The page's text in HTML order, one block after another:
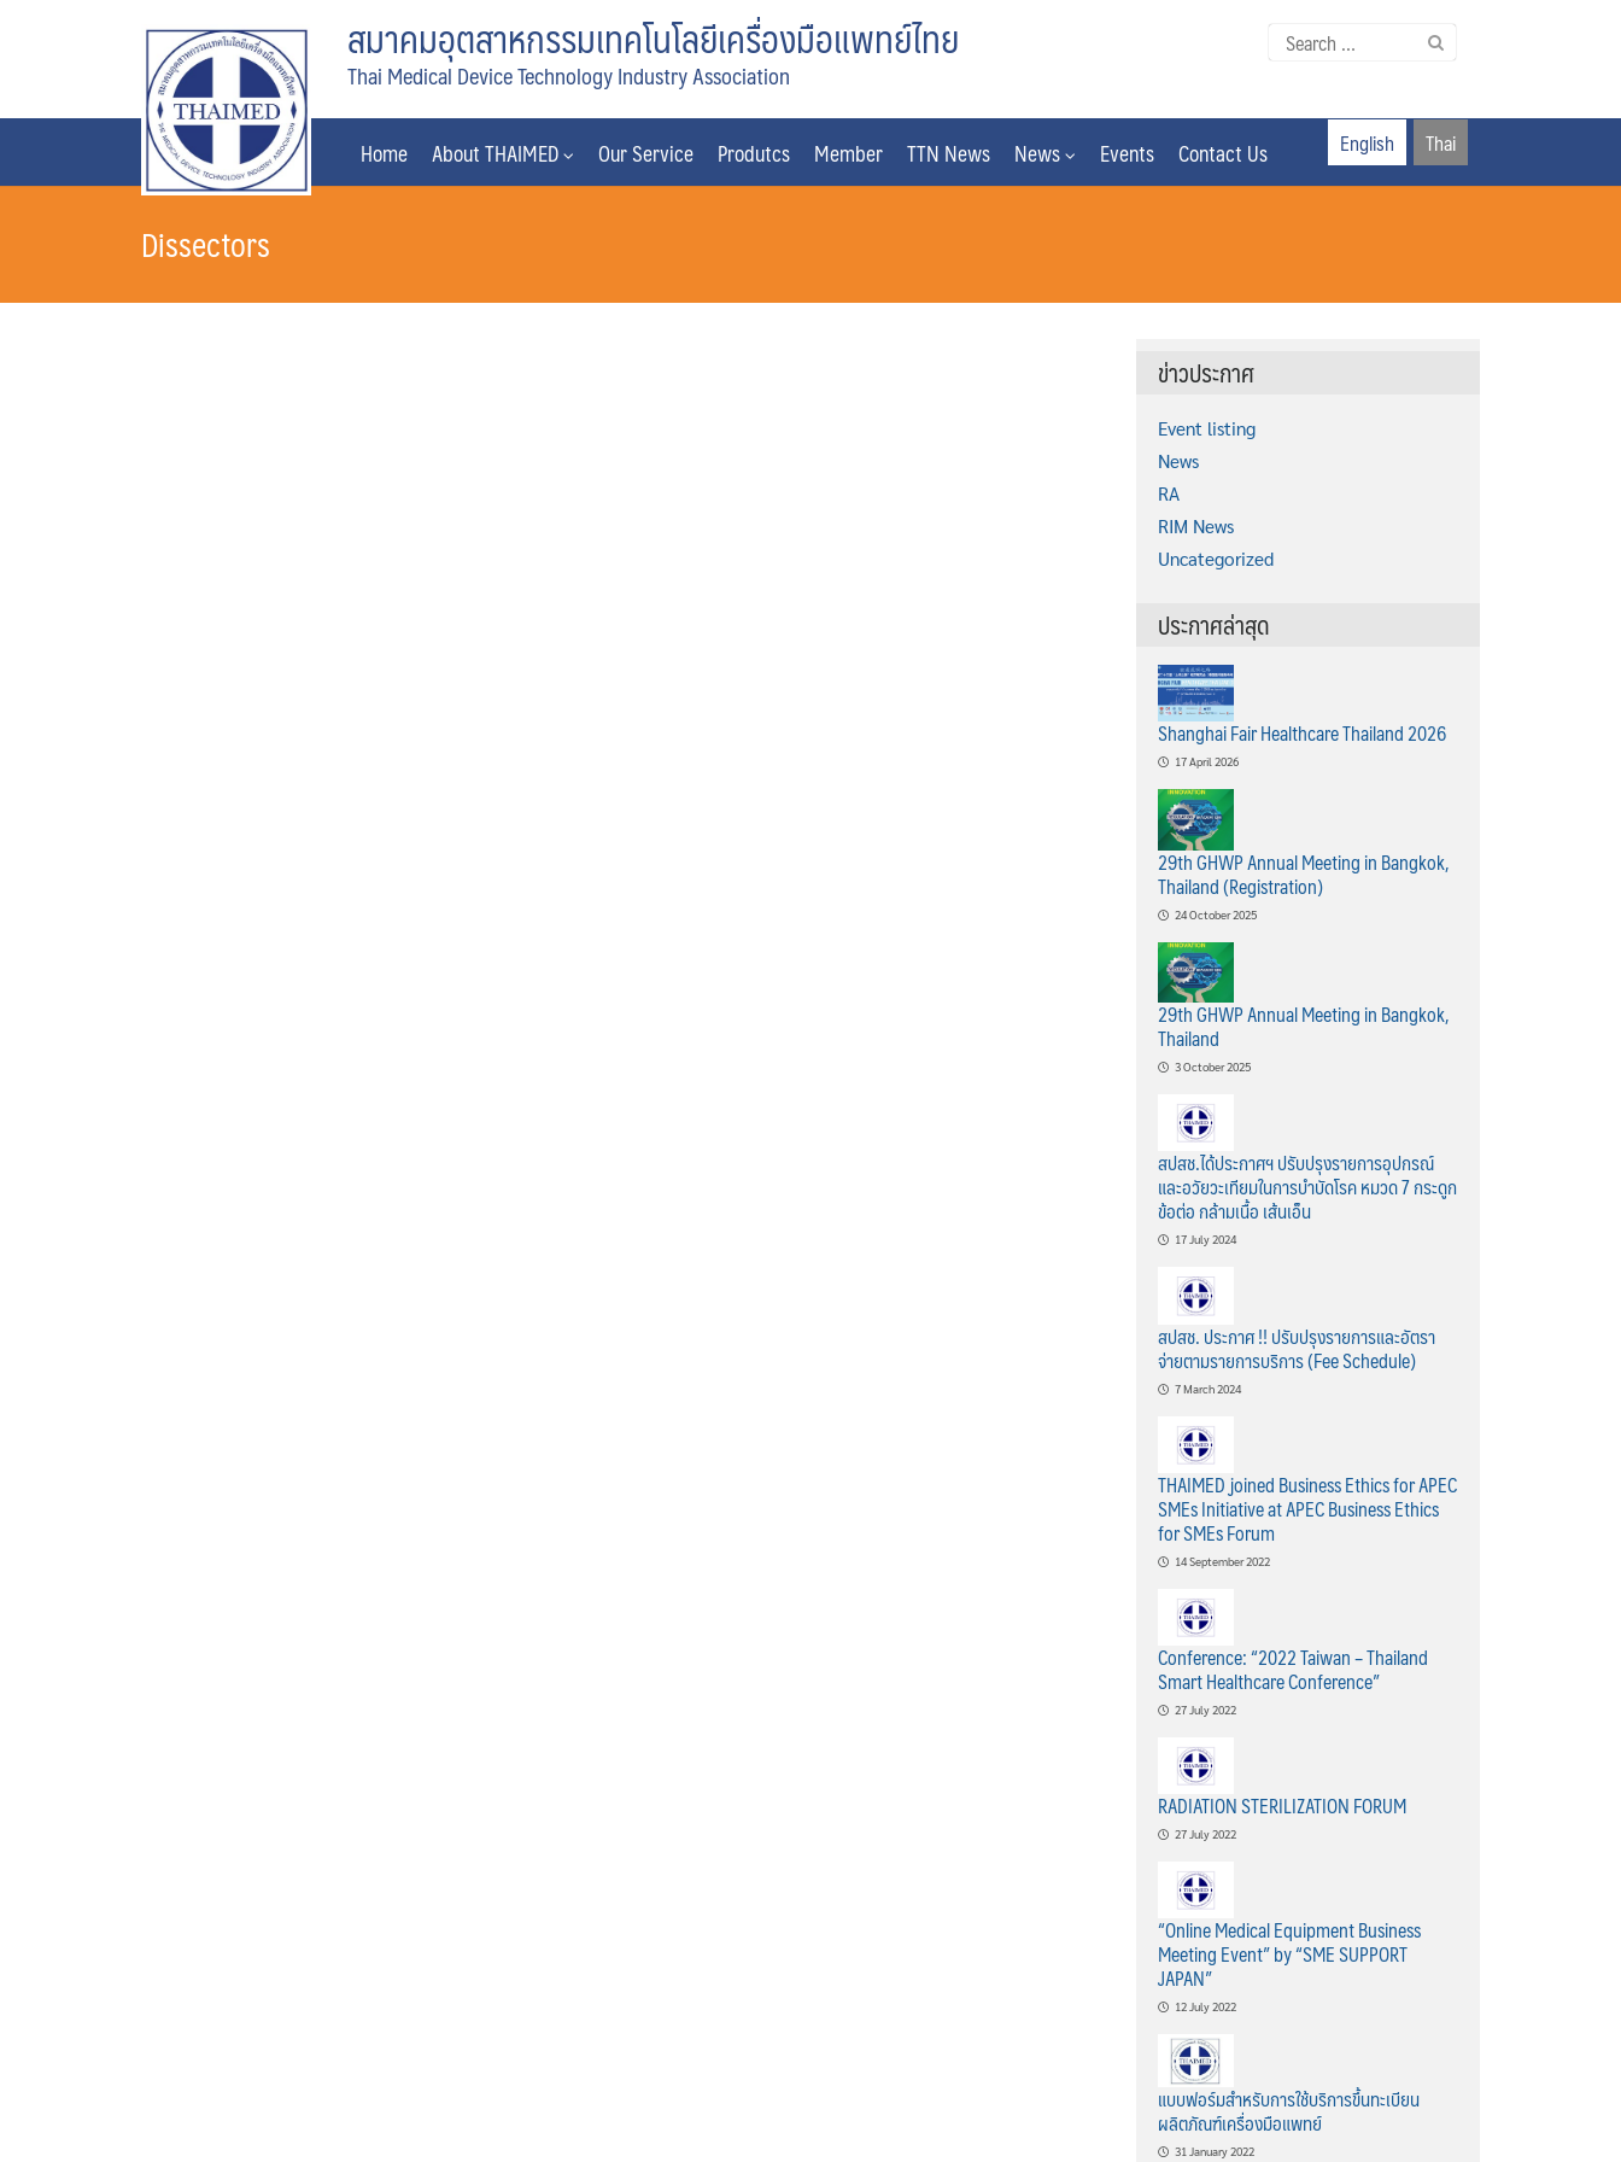
สมาคมอุตสาหกรรมเทคโนโลยีเครื่องมือแพทย์ไทย
Thai Medical Device Technology Industry Association
Search
Home About THAIMED Our Service Produtcs Member TTN News News Events Contact Us English Thai
Dissectors
ข่าวประกาศ
Event listing
News
RA
RIM News
Uncategorized
ประกาศล่าสุด
Shanghai Fair Healthcare Thailand 2026
17 April 2026
29th GHWP Annual Meeting in Bangkok,
Thailand (Registration)
24 October 2025
29th GHWP Annual Meeting in Bangkok,
Thailand
3 October 2025
สปสช.ได้ประกาศฯ ปรับปรุงรายการอุปกรณ์
และอวัยวะเทียมในการบำบัดโรค หมวด 7 กระดูก
ข้อต่อ กล้ามเนื้อ เส้นเอ็น
17 July 2024
สปสช. ประกาศ !! ปรับปรุงรายการและอัตรา
จ่ายตามรายการบริการ (Fee Schedule)
7 March 2024
THAIMED joined Business Ethics for APEC
SMEs Initiative at APEC Business Ethics
for SMEs Forum
14 September 2022
Conference: “2022 Taiwan – Thailand
Smart Healthcare Conference”
27 July 2022
RADIATION STERILIZATION FORUM
27 July 2022
“Online Medical Equipment Business
Meeting Event” by “SME SUPPORT
JAPAN”
12 July 2022
แบบฟอร์มสำหรับการใช้บริการขึ้นทะเบียน
ผลิตภัณฑ์เครื่องมือแพทย์
31 January 2022